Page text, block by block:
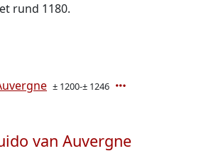
rund 1180.
± 1200-± 1246
van Auvergne